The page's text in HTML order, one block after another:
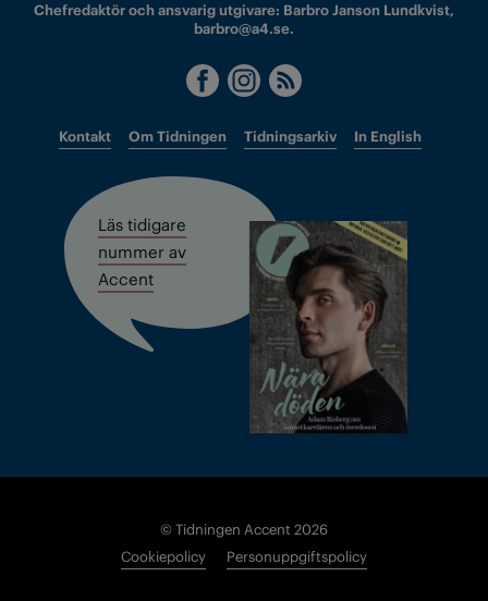
Chefredaktör och ansvarig utgivare: Barbro Janson Lundkvist,
barbro@a4.se.
Kontakt Om Tidningen Tidningsarkiv In English
Läs tidigare
nummer av
Accent
© Tidningen Accent 2026
Cookiepolicy
Personuppgiftspolicy